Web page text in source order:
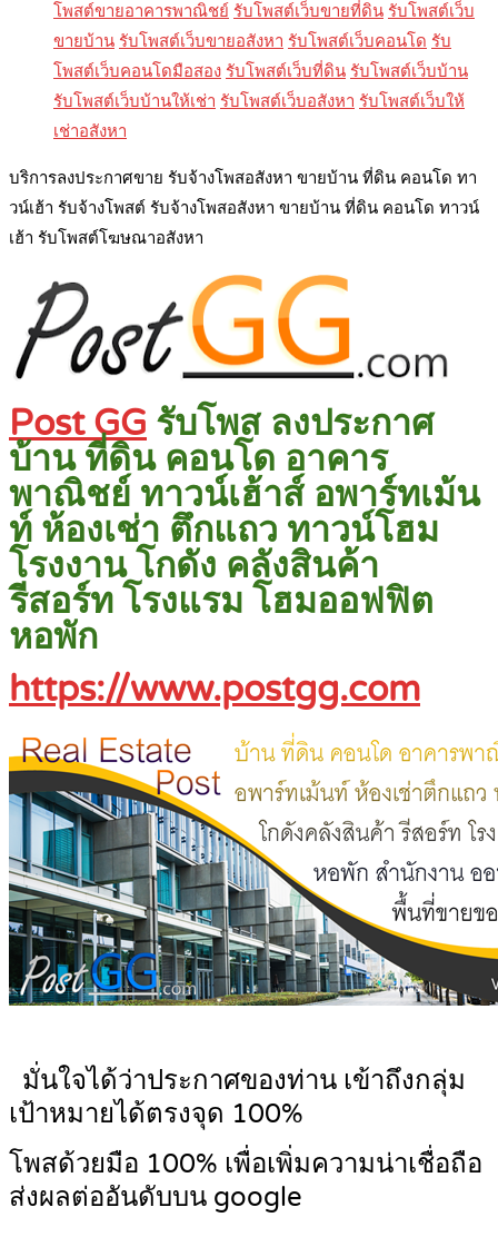
โพสต์ขายอาคารพาณิชย์ รับโพสต์เว็บขายที่ดิน รับโพสต์เว็บ
ขายบ้าน รับโพสต์เว็บขายอสังหา รับโพสต์เว็บคอนโด รับ
โพสต์เว็บคอนโดมือสอง รับโพสต์เว็บที่ดิน รับโพสต์เว็บบ้าน
รับโพสต์เว็บบ้านให้เช่า รับโพสต์เว็บอสังหา รับโพสต์เว็บให้
เช่าอสังหา
บริการลงประกาศขาย รับจ้างโพสอสังหา ขายบ้าน ที่ดิน คอนโด ทา
วน์เฮ้า รับจ้างโพสต์ รับจ้างโพสอสังหา ขายบ้าน ที่ดิน คอนโด ทาวน์
เฮ้า รับโพสต์โฆษณาอสังหา
Post GG รับโพส ลงประกาศ
บ้าน ที่ดิน คอนโด อาคาร
พาณิชย์ ทาวน์เฮ้าส์ อพาร์ทเม้น
ท์ ห้องเช่า ตึกแถว ทาวน์โฮม
โรงงาน โกดัง คลังสินค้า
รีสอร์ท โรงแรม โฮมออฟฟิต
หอพัก
https://www.postgg.com
มั่นใจได้ว่าประกาศของท่าน เข้าถึงกลุ่ม
เป้าหมายได้ตรงจุด 100%
โพสด้วยมือ 100% เพื่อเพิ่มความน่าเชื่อถือ
ส่งผลต่ออันดับบน google